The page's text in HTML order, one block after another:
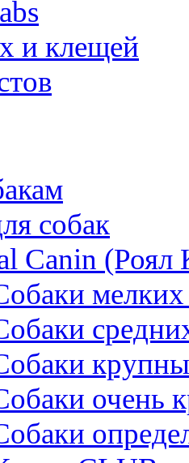
и клещей
собак
Canin (Роял
мелких
очень